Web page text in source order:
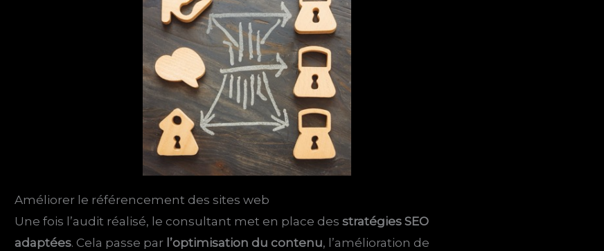
Améliorer le référencement des sites web
Une fois l’audit réalisé, le consultant met en place desstratégies SEO
adaptées. Cela passe par l’optimisation du contenu, l’amélioration de